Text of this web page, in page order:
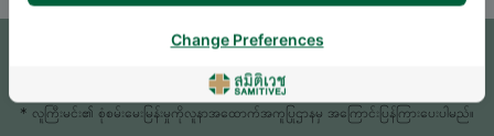
မေးစရာရှိရင် မေးခဲ့ပါ။
* လူကြီးမင်း၏ စုံစမ်းမေးမြန်းမှုကိုလူနာအထောက်အကူပြုဌာနမှ အကြောင်းပြန်ကြားပေးပါမည်။
Change Preferences